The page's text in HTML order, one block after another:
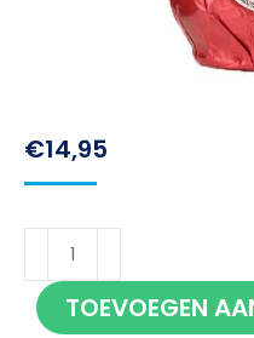
€14,95
Mozart
Strawberry
50cl TOEVOEGEN